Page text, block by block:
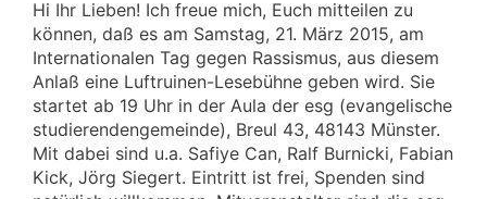
Hi Ihr Lieben! Ich freue mich, Euch mitteilen zu
können, daß es am Samstag, 21. März 2015, am
Internationalen Tag gegen Rassismus, aus diesem
Anlaß eine Luftruinen-Lesebühne geben wird. Sie
startet ab 19 Uhr in der Aula der esg (evangelische
studierendengemeinde), Breul 43, 48143 Münster.
Mit dabei sind u.a. Safiye Can, Ralf Burnicki, Fabian
Kick, Jörg Siegert. Eintritt ist frei, Spenden sind